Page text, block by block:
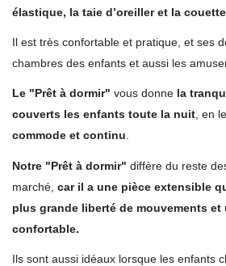
élastique, la taie d’oreiller et la
Il est très confortable et pratique, et ses
chambres des enfants et aussi les
Le "Prêt à dormir" vous donne la
couverts les enfants toute la nuit, en
commode et continu.
Notre "Prêt à dormir" diffère du reste
marché, car il a une pièce extensible
plus grande liberté de mouvements
confortable.
Ils sont aussi idéaux lorsque les enfants